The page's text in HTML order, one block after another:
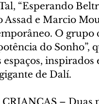
“Esperando
Assad e Marcio
O
do Sonho”,
espaços,
de Dalí.